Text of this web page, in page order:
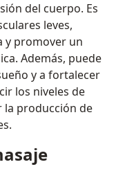
del cuerpo. Es
leves,
y promover un
Además, puede
y a fortalecer
los niveles de
la producción de